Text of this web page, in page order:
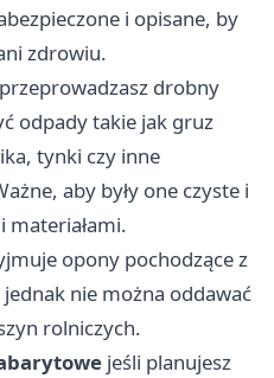
i opisane, by
zdrowiu.
drobny
odpady takie jak gruz
tynki czy inne
aby były one czyste i
materiałami.
opony pochodzące z
nie można oddawać
rolniczych.
jeśli planujesz